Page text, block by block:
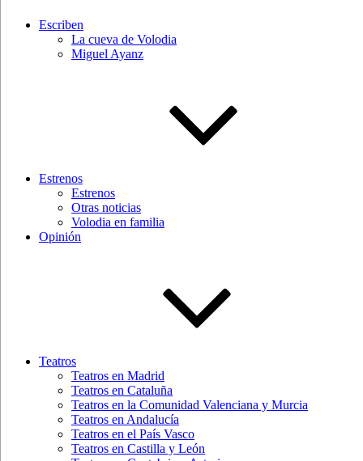
Escriben
La cueva de Volodia
Miguel Ayanz
Estrenos
Estrenos
Otras noticias
Volodia en familia
Opinión
Teatros
Teatros en Madrid
Teatros en Cataluña
Teatros en la Comunidad Valenciana y Murcia
Teatros en Andalucía
Teatros en el País Vasco
Teatros en Castilla y León